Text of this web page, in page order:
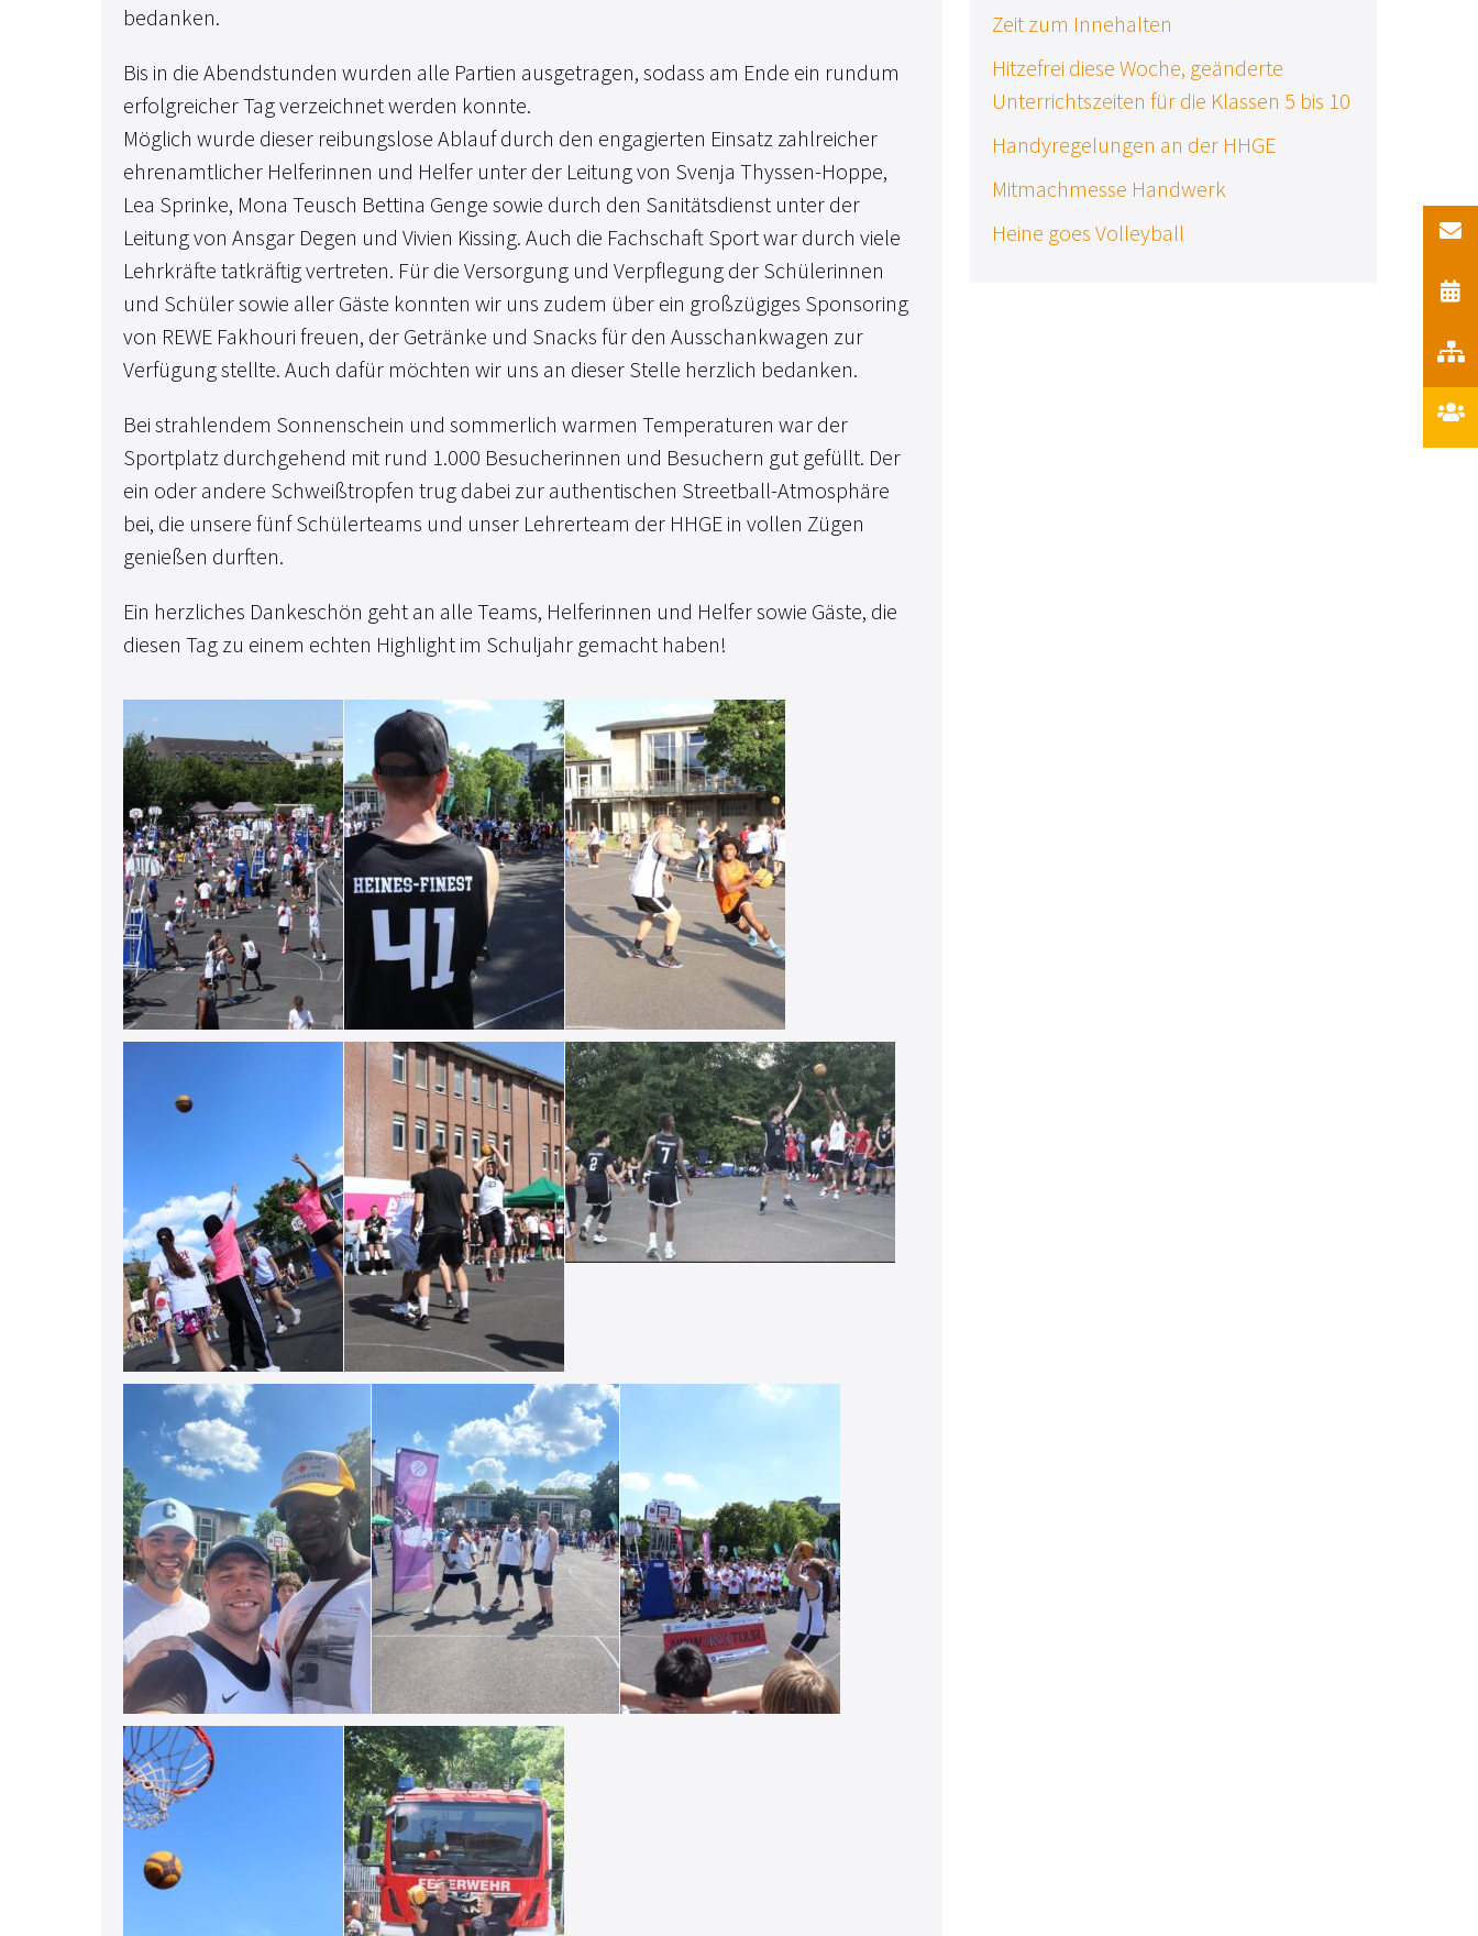
bedanken.
Bis in die Abendstunden wurden alle Partien ausgetragen, sodass am Ende ein rundum
erfolgreicher Tag verzeichnet werden konnte.
Möglich wurde dieser reibungslose Ablauf durch den engagierten Einsatz zahlreicher
ehrenamtlicher Helferinnen und Helfer unter der Leitung von Svenja Thyssen-Hoppe,
Lea Sprinke, Mona Teusch Bettina Genge sowie durch den Sanitätsdienst unter der
Leitung von Ansgar Degen und Vivien Kissing. Auch die Fachschaft Sport war durch viele
Lehrkräfte tatkräftig vertreten. Für die Versorgung und Verpflegung der Schülerinnen
und Schüler sowie aller Gäste konnten wir uns zudem über ein großzügiges Sponsoring
von REWE Fakhouri freuen, der Getränke und Snacks für den Ausschankwagen zur
Verfügung stellte. Auch dafür möchten wir uns an dieser Stelle herzlich bedanken.
Bei strahlendem Sonnenschein und sommerlich warmen Temperaturen war der
Sportplatz durchgehend mit rund 1.000 Besucherinnen und Besuchern gut gefüllt. Der
ein oder andere Schweißtropfen trug dabei zur authentischen Streetball-Atmosphäre
bei, die unsere fünf Schülerteams und unser Lehrerteam der HHGE in vollen Zügen
genießen durften.
Ein herzliches Dankeschön geht an alle Teams, Helferinnen und Helfer sowie Gäste, die
diesen Tag zu einem echten Highlight im Schuljahr gemacht haben!
Zeit zum Innehalten
Hitzefrei diese Woche, geänderte
Unterrichtszeiten für die Klassen 5 bis 10
Handyregelungen an der HHGE
Mitmachmesse Handwerk
Heine goes Volleyball